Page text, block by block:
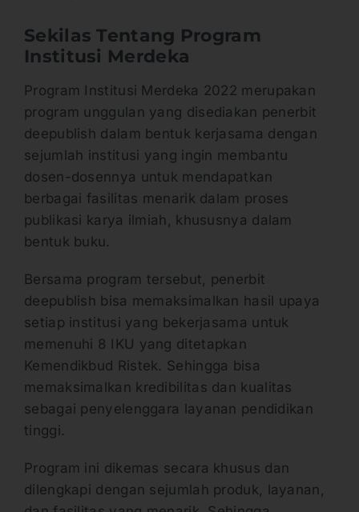
Sekilas Tentang Program
Institusi Merdeka
Program Institusi Merdeka 2022 merupakan
program unggulan yang disediakan penerbit
deepublish dalam bentuk kerjasama dengan
sejumlah institusi yang ingin membantu
dosen-dosennya untuk mendapatkan
berbagai fasilitas menarik dalam proses
publikasi karya ilmiah, khususnya dalam
bentuk buku.
Bersama program tersebut, penerbit
deepublish bisa memaksimalkan hasil upaya
setiap institusi yang bekerjasama untuk
memenuhi 8 IKU yang ditetapkan
Kemendikbud Ristek. Sehingga bisa
memaksimalkan kredibilitas dan kualitas
sebagai penyelenggara layanan pendidikan
tinggi.
Program ini dikemas secara khusus dan
dilengkapi dengan sejumlah produk, layanan,